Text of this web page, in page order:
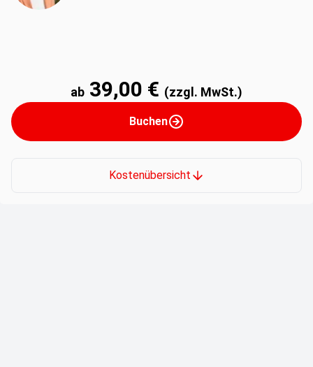
ab 39,00 € (zzgl. MwSt.)
Buchen
Kostenübersicht